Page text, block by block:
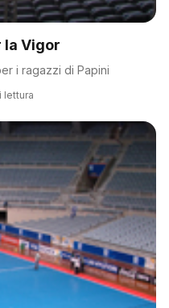
la Vigor
i ragazzi di Papini
lettura